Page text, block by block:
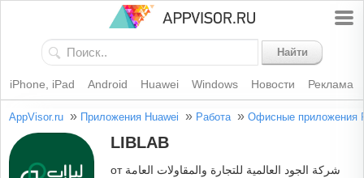
Найти
iPhone, iPad Android Huawei Windows Новости Реклама
AppVisor.ru » Приложения Huawei » Работа » Офисные приложения
LIBLAB
от شركة الجود العالمية للتجارة والمقاولات العامة